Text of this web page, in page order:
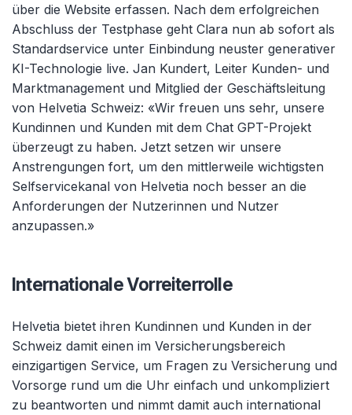
über die Website erfassen. Nach dem erfolgreichen
Abschluss der Testphase geht Clara nun ab sofort als
Standardservice unter Einbindung neuster generativer
KI-Technologie live. Jan Kundert, Leiter Kunden- und
Marktmanagement und Mitglied der Geschäftsleitung
von Helvetia Schweiz: «Wir freuen uns sehr, unsere
Kundinnen und Kunden mit dem Chat GPT-Projekt
überzeugt zu haben. Jetzt setzen wir unsere
Anstrengungen fort, um den mittlerweile wichtigsten
Selfservicekanal von Helvetia noch besser an die
Anforderungen der Nutzerinnen und Nutzer
anzupassen.»
Internationale Vorreiterrolle
Helvetia bietet ihren Kundinnen und Kunden in der
Schweiz damit einen im Versicherungsbereich
einzigartigen Service, um Fragen zu Versicherung und
Vorsorge rund um die Uhr einfach und unkompliziert
zu beantworten und nimmt damit auch international